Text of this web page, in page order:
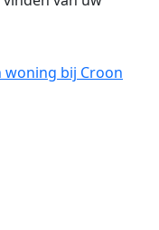
woning bij Croon